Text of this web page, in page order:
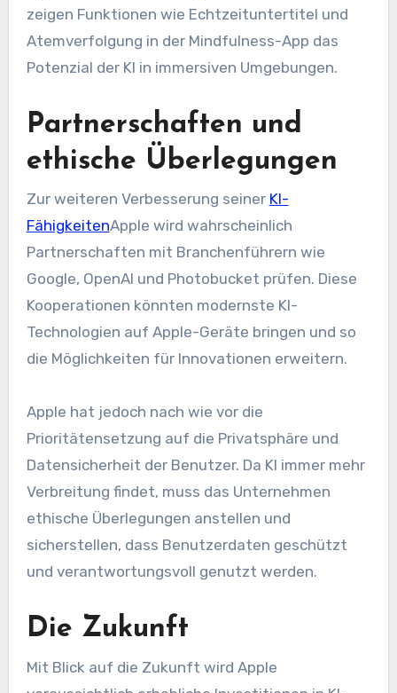
zeigen Funktionen wie Echtzeituntertitel und
Atemverfolgung in der Mindfulness-App das
Potenzial der KI in immersiven Umgebungen.
Partnerschaften und
ethische Überlegungen
Zur weiteren Verbesserung seiner KI-
FähigkeitenApple wird wahrscheinlich
Partnerschaften mit Branchenführern wie
Google, OpenAI und Photobucket prüfen. Diese
Kooperationen könnten modernste KI-
Technologien auf Apple-Geräte bringen und so
die Möglichkeiten für Innovationen erweitern.
Apple hat jedoch nach wie vor die
Prioritätensetzung auf die Privatsphäre und
Datensicherheit der Benutzer. Da KI immer mehr
Verbreitung findet, muss das Unternehmen
ethische Überlegungen anstellen und
sicherstellen, dass Benutzerdaten geschützt
und verantwortungsvoll genutzt werden.
Die Zukunft
Mit Blick auf die Zukunft wird Apple